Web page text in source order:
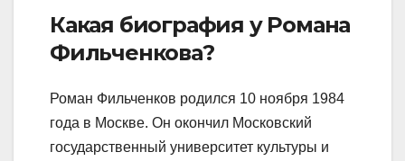
Какая биография у Романа
Фильченкова?
Роман Фильченков родился 10 ноября 1984
года в Москве. Он окончил Московский
государственный университет культуры и